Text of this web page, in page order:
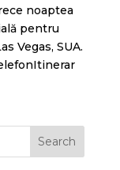
noaptea
pentru
Vegas, SUA.
Search